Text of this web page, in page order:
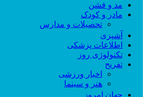
مد و فشن
مادر و کودک
تحصیلات و مدارس
آشپزی
اطلاعات پزشکی
تکنولوژی روز
تفریح
اخبار ورزشی
هنر و سینما
جهان امروز